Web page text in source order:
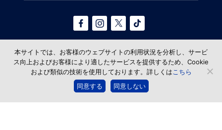
© TAKAHASHI SHOTEN All Rights reserved.
本サイトでは、お客様のウェブサイトの利用状況を分析し、サービ
ス向上およびお客様により適したサービスを提供するため、Cookie
および類似の技術を使用しております。詳しくは こちら
同意する
同意しない